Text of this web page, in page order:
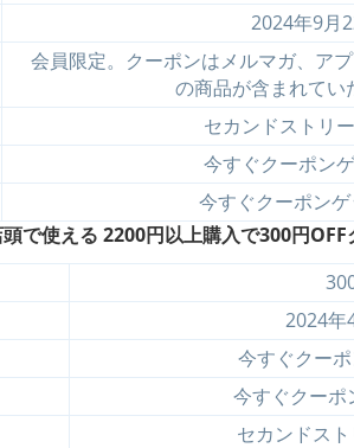
2024年9月
会員限定。クーポンはメルマガ、ア
の商品が含まれてい
セカンドストリ
今すぐクーポン
今すぐクーポン
頭で使える 2200円以上購入で300円OFF
2024年
今すぐクー
今すぐクー
セカンドス